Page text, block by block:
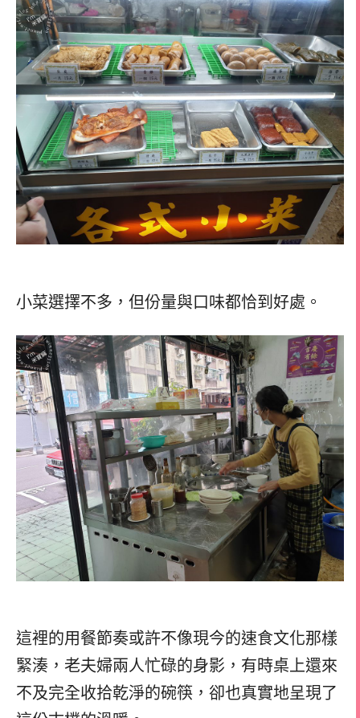
小菜選擇不多，但份量與口味都恰到好處。
這裡的用餐節奏或許不像現今的速食文化那樣
緊湊，老夫婦兩人忙碌的身影，有時桌上還來
不及完全收拾乾淨的碗筷，卻也真實地呈現了